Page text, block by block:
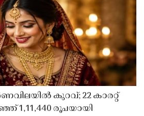
കുറവ്; 22 കാരറ്റ്
1,11,440 രൂപയായി